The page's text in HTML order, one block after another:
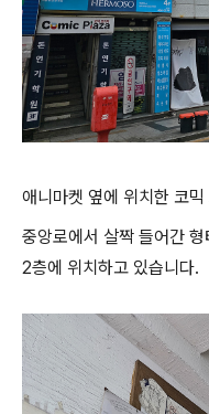
애니마켓 옆에 위치한 코
중앙로에서 살짝 들어간
2층에 위치하고 있습니다.